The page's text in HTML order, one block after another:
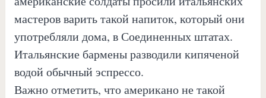
мастеров варить такой напиток, который они
употребляли дома, в Соединенных штатах.
Итальянские бармены разводили кипяченой
водой обычный эспрессо.
Важно отметить, что американо не такой